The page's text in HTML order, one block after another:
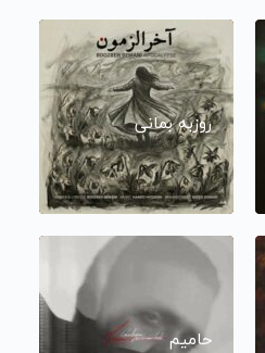
روزبه بمانی
حامیم